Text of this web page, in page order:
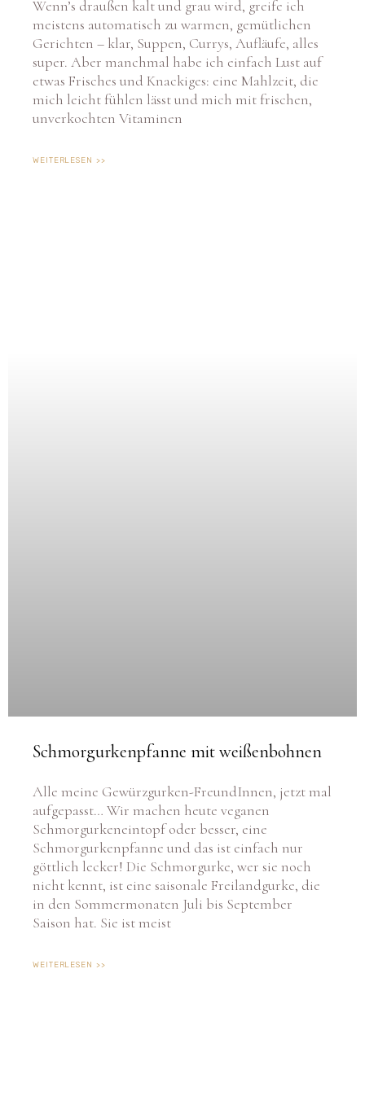
Wenn’s draußen kalt und grau wird, greife ich
meistens automatisch zu warmen, gemütlichen
Gerichten – klar, Suppen, Currys, Aufläufe, alles
super. Aber manchmal habe ich einfach Lust auf
etwas Frisches und Knackiges: eine Mahlzeit, die
mich leicht fühlen lässt und mich mit frischen,
unverkochten Vitaminen
WEITERLESEN >>
Schmorgurkenpfanne mit weißenbohnen
Alle meine Gewürzgurken-FreundInnen, jetzt mal
aufgepasst… Wir machen heute veganen
Schmorgurkeneintopf oder besser, eine
Schmorgurkenpfanne und das ist einfach nur
göttlich lecker! Die Schmorgurke, wer sie noch
nicht kennt, ist eine saisonale Freilandgurke, die
in den Sommermonaten Juli bis September
Saison hat. Sie ist meist
WEITERLESEN >>